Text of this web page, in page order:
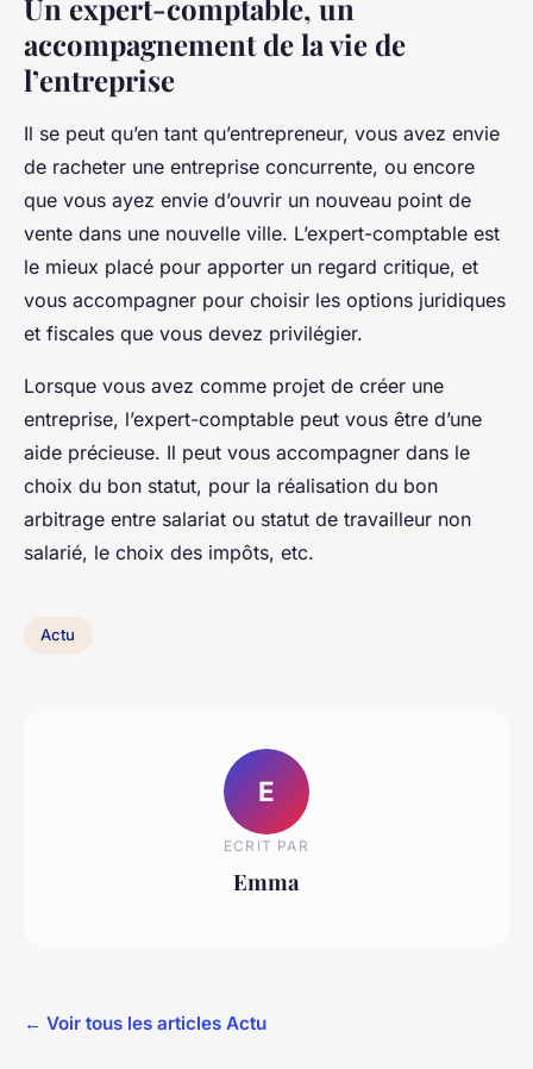
Un expert-comptable, un
accompagnement de la vie de
l’entreprise
Il se peut qu’en tant qu’entrepreneur, vous avez envie
de racheter une entreprise concurrente, ou encore
que vous ayez envie d’ouvrir un nouveau point de
vente dans une nouvelle ville. L’expert-comptable est
le mieux placé pour apporter un regard critique, et
vous accompagner pour choisir les options juridiques
et fiscales que vous devez privilégier.
Lorsque vous avez comme projet de créer une
entreprise, l’expert-comptable peut vous être d’une
aide précieuse. Il peut vous accompagner dans le
choix du bon statut, pour la réalisation du bon
arbitrage entre salariat ou statut de travailleur non
salarié, le choix des impôts, etc.
Actu
E
ECRIT PAR
Emma
← Voir tous les articles Actu